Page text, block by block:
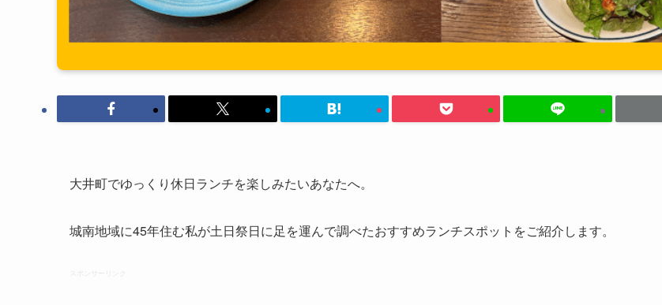
大井町でゆっくり休日ランチを楽しみたいあなたへ。
城南地域に45年住む私が土日祭日に足を運んで調べたおすすめランチスポットをご紹介します。